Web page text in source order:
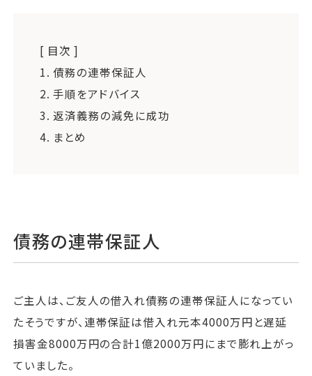
[ 目次 ]
1. 債務の連帯保証人
2. 手順をアドバイス
3. 返済義務の減免に成功
4. まとめ
債務の連帯保証人
ご主人は、ご友人の借入れ債務の連帯保証人になってい
たそうですが、連帯保証は借入れ元本4000万円と遅延
損害金8000万円の合計1億2000万円にまで膨れ上がっ
ていました。